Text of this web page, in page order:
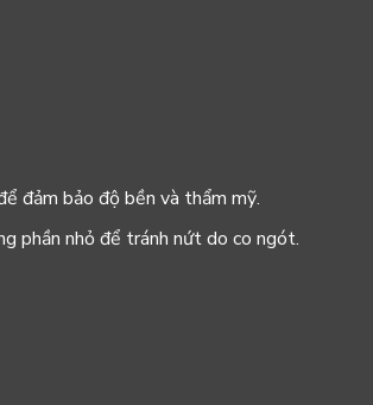
đảm bảo độ bền và thẩm mỹ.
phần nhỏ để tránh nứt do co ngót.